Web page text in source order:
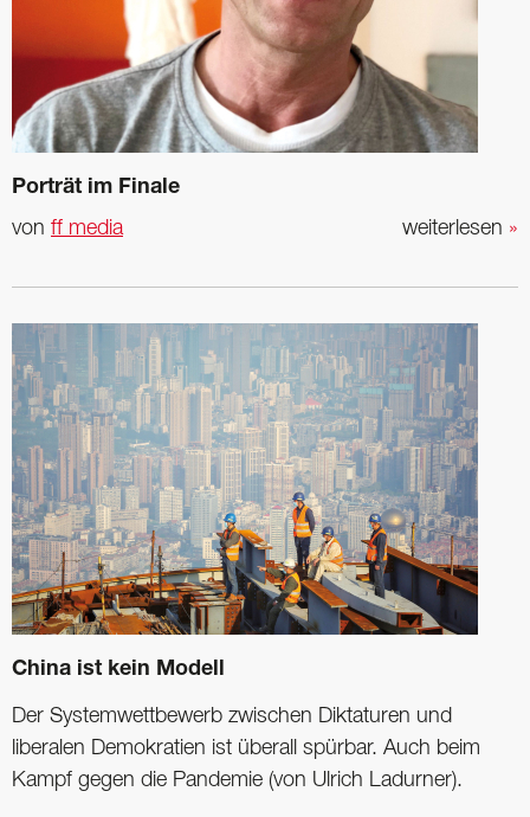
Porträt im Finale
weiterlesen »
von ff media
China ist kein Modell
Der Systemwettbewerb zwischen Diktaturen und
liberalen Demokratien ist überall spürbar. Auch beim
Kampf gegen die Pandemie (von Ulrich Ladurner).